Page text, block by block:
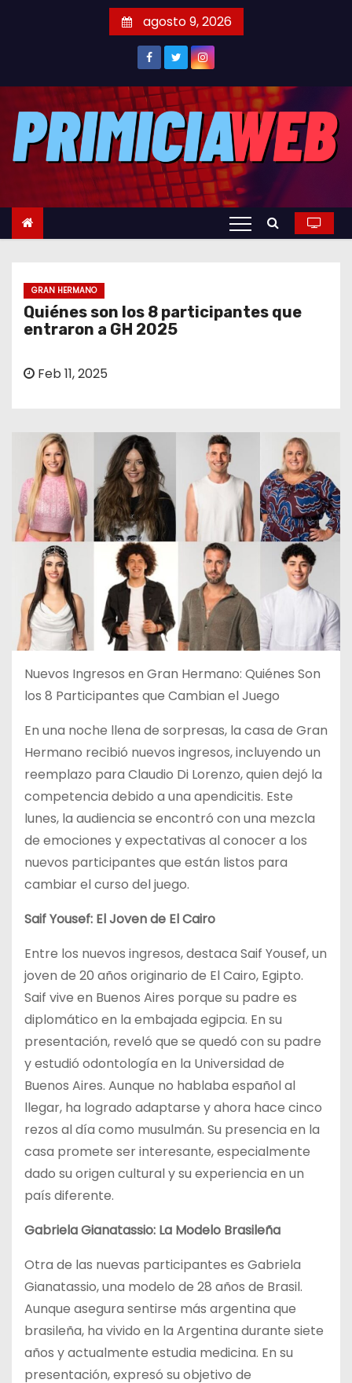
o
agosto 9, 2026
GRAN HERMANO
Quiénes son los 8 participantes que
entraron a GH 2025
Feb 11, 2025
Nuevos Ingresos en Gran Hermano: Quiénes Son
los 8 Participantes que Cambian el Juego
En una noche llena de sorpresas, la casa de Gran
Hermano recibió nuevos ingresos, incluyendo un
reemplazo para Claudio Di Lorenzo, quien dejó la
competencia debido a una apendicitis. Este
lunes, la audiencia se encontró con una mezcla
de emociones y expectativas al conocer a los
nuevos participantes que están listos para
cambiar el curso del juego.
Saif Yousef: El Joven de El Cairo
Entre los nuevos ingresos, destaca Saif Yousef, un
joven de 20 años originario de El Cairo, Egipto.
Saif vive en Buenos Aires porque su padre es
diplomático en la embajada egipcia. En su
presentación, reveló que se quedó con su padre
y estudió odontología en la Universidad de
Buenos Aires. Aunque no hablaba español al
llegar, ha logrado adaptarse y ahora hace cinco
rezos al día como musulmán. Su presencia en la
casa promete ser interesante, especialmente
dado su origen cultural y su experiencia en un
país diferente.
Gabriela Gianatassio: La Modelo Brasileña
Otra de las nuevas participantes es Gabriela
Gianatassio, una modelo de 28 años de Brasil.
Aunque asegura sentirse más argentina que
brasileña, ha vivido en la Argentina durante siete
años y actualmente estudia medicina. En su
presentación, expresó su objetivo de